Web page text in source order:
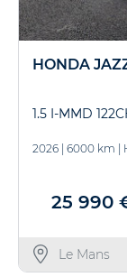
HONDA
1.5 I-MMD
2026 6000 km
25 990
Le Mans